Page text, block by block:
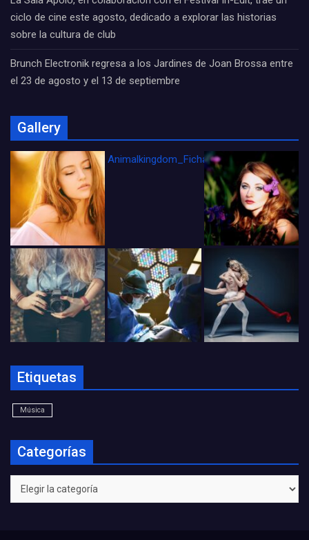
ciclo de cine este agosto, dedicado a explorar las historias
sobre la cultura de club
Brunch Electronik regresa a los Jardines de Joan Brossa entre
el 23 de agosto y el 13 de septiembre
Gallery
Animalkingdom_FichaCine
Etiquetas
Música
Categorías
Categorías